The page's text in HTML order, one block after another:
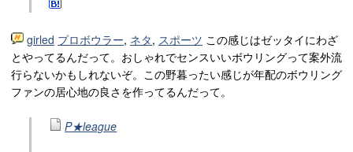
girled プロボウラー, ネタ, スポーツ この感じはゼッタイにわざ
とやってるんだって。おしゃれでセンスいいボウリングって案外流
行らないかもしれないぞ。この野暮ったい感じが年配のボウリング
ファンの居心地の良さを作ってるんだって。
P★league